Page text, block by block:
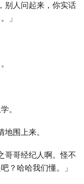
别人问起来，你实话
」
。
围上来。
哥哥经纪人啊。怪不
？哈哈我们懂。」